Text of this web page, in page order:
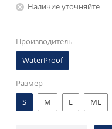
Наличие уточняйте
Производитель
WaterProof
Размер
S
M L ML